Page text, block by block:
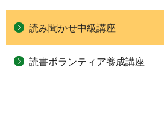
読み聞かせ中級講座
読書ボランティア養成講座